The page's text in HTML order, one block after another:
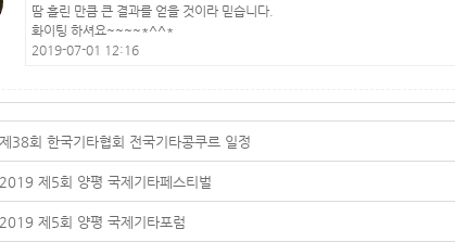
땀 흘린 만큼 큰 결과를 얻을 것이라 믿습니다.
화이팅 하셔요~~~~*^^*
2019-07-01 12:16
제38회 한국기타협회 전국기타콩쿠르 일정
2019 제5회 양평 국제기타페스티벌
2019 제5회 양평 국제기타포럼